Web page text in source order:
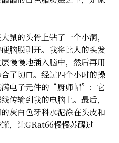
鼠的头骨上钻了一个小洞，
脑膜剥开。我将比人的头发
慢慢地插入脑中，然后再用
了切口。经过四个小时的操
满电子元件的“厨师帽”：它
传输到我的电脑上。最后，
灰白色牙科水泥涂在头皮和
，让GRat66慢慢苏醒过